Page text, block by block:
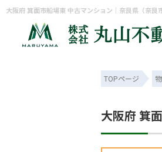
大阪府 箕面市船場東 中古マンション｜奈良県（奈
TOPページ
大阪府 箕